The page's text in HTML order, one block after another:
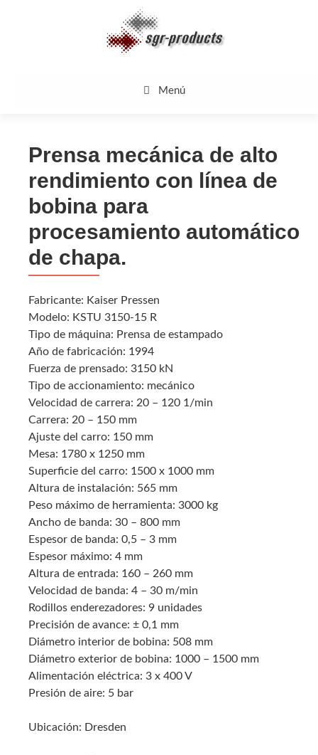
Menú
Prensa mecánica de alto
rendimiento con línea de
bobina para
procesamiento automático
de chapa.
Fabricante: Kaiser Pressen
Modelo: KSTU 3150-15 R
Tipo de máquina: Prensa de estampado
Año de fabricación: 1994
Fuerza de prensado: 3150 kN
Tipo de accionamiento: mecánico
Velocidad de carrera: 20 – 120 1/min
Carrera: 20 – 150 mm
Ajuste del carro: 150 mm
Mesa: 1780 x 1250 mm
Superficie del carro: 1500 x 1000 mm
Altura de instalación: 565 mm
Peso máximo de herramienta: 3000 kg
Ancho de banda: 30 – 800 mm
Espesor de banda: 0,5 – 3 mm
Espesor máximo: 4 mm
Altura de entrada: 160 – 260 mm
Velocidad de banda: 4 – 30 m/min
Rodillos enderezadores: 9 unidades
Precisión de avance: ± 0,1 mm
Diámetro interior de bobina: 508 mm
Diámetro exterior de bobina: 1000 – 1500 mm
Alimentación eléctrica: 3 x 400 V
Presión de aire: 5 bar
Ubicación: Dresden